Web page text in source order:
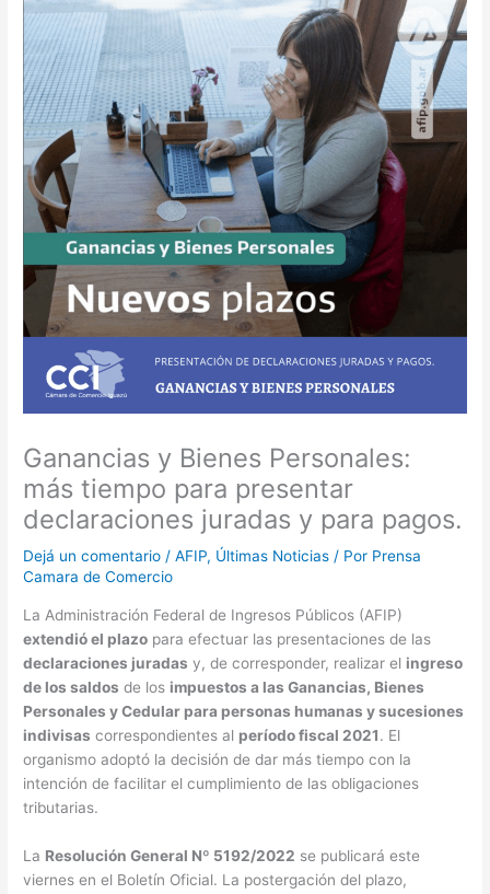
Ganancias y Bienes Personales:
más tiempo para presentar
declaraciones juradas y para pagos.
Dejá un comentario /AFIP, Últimas Noticias / Por Prensa
Camara de Comercio
La Administración Federal de Ingresos Públicos (AFIP)
extendió el plazo para efectuar las presentaciones de las
declaraciones juradas y, de corresponder, realizar el ingreso
de los saldos de los impuestos a las Ganancias, Bienes
Personales y Cedular para personas humanas y sucesiones
indivisas correspondientes al período fiscal 2021. El
organismo adoptó la decisión de dar más tiempo con la
intención de facilitar el cumplimiento de las obligaciones
tributarias.
La Resolución General Nº 5192/2022 se publicará este
viernes en el Boletín Oficial. La postergación del plazo,